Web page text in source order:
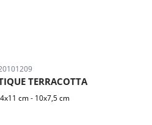
TERRACOTTA
cm- 10x7,5 cm